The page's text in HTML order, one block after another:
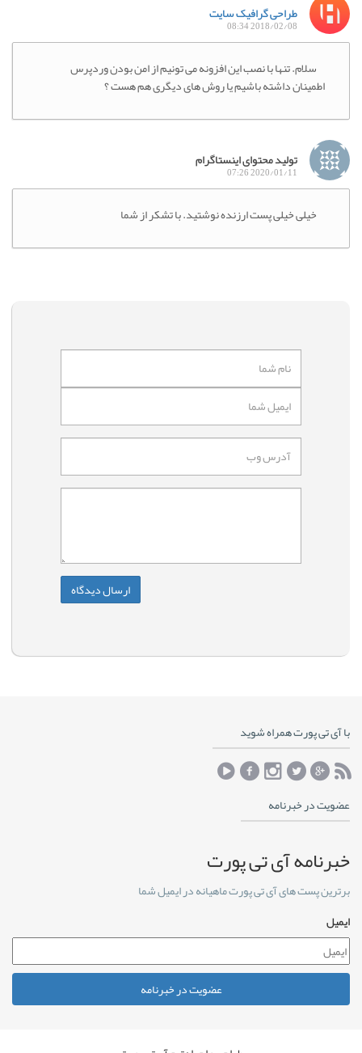
طراحی گرافیک سایت
2018/02/08 08:34
سلام. تنها با نصب این افزونه می تونیم از امن بودن وردپرس
اطمینان داشته باشیم یا روش های دیگری هم هست ؟
تولید محتوای اینستاگرام
2020/01/11 07:26
خیلی خیلی پست ارزنده نوشتید. با تشکر از شما
با آی تی پورت همراه شوید
عضویت در خبرنامه
خبرنامه آی تی پورت
برترین پست های آی تی پورت ماهیانه در ایمیل شما
ایمیل
عضویت در خبرنامه